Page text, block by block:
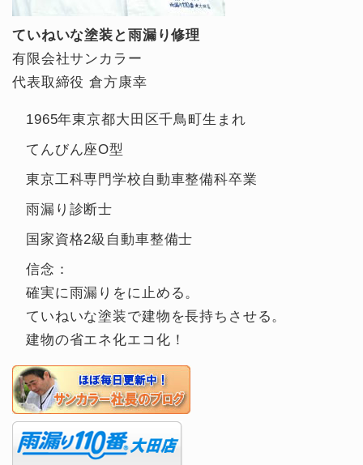
ていねいな塗装と雨漏り修理
有限会社サンカラー
代表取締役 倉方康幸
1965年東京都大田区千鳥町生まれ
てんびん座O型
東京工科専門学校自動車整備科卒業
雨漏り診断士
国家資格2級自動車整備士
信念：
確実に雨漏りをに止める。
ていねいな塗装で建物を長持ちさせる。
建物の省エネ化エコ化！